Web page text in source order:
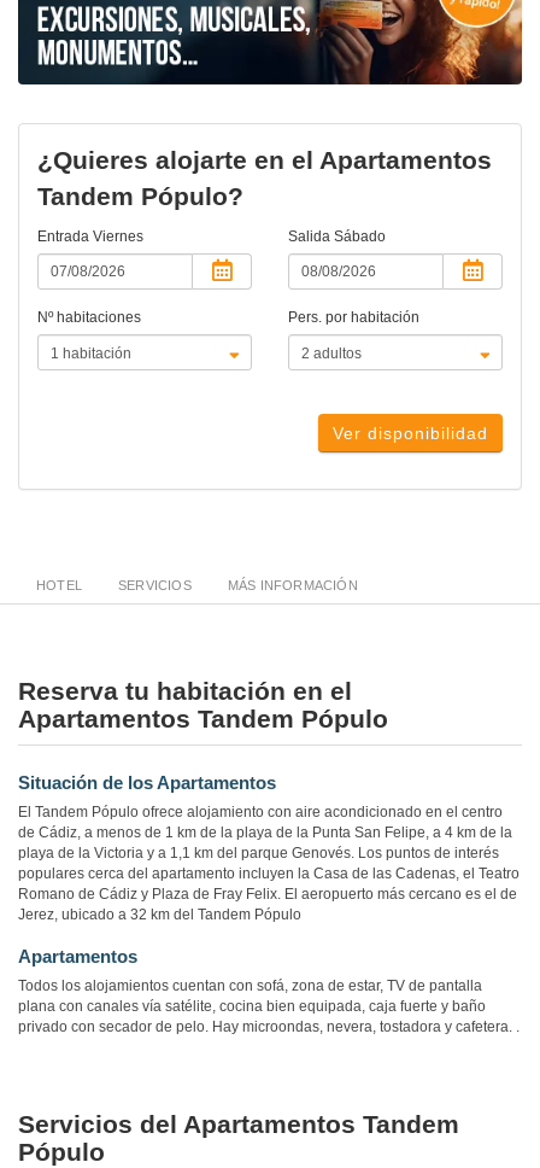
¿Quieres alojarte en el Apartamentos
Tandem Pópulo?
Entrada Viernes Salida Sábado
Nº habitaciones Pers. por habitación
Ver disponibilidad
HOTEL SERVICIOS MÁS INFORMACIÓN
Reserva tu habitación en el
Apartamentos Tandem Pópulo
Situación de los Apartamentos
El Tandem Pópulo ofrece alojamiento con aire acondicionado en el centro
de Cádiz, a menos de 1 km de la playa de la Punta San Felipe, a 4 km de la
playa de la Victoria y a 1,1 km del parque Genovés. Los puntos de interés
populares cerca del apartamento incluyen la Casa de las Cadenas, el Teatro
Romano de Cádiz y Plaza de Fray Felix. El aeropuerto más cercano es el de
Jerez, ubicado a 32 km del Tandem Pópulo
Apartamentos
Todos los alojamientos cuentan con sofá, zona de estar, TV de pantalla
plana con canales vía satélite, cocina bien equipada, caja fuerte y baño
privado con secador de pelo. Hay microondas, nevera, tostadora y cafetera. .
Servicios del Apartamentos Tandem
Pópulo